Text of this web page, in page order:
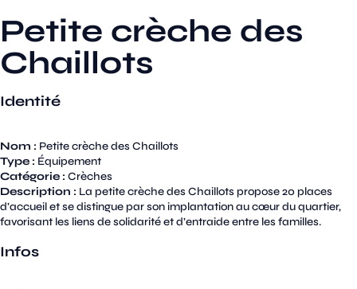
Petite crèche des
Chaillots
Identité
Nom : Petite crèche des Chaillots
Type : Équipement
Catégorie : Crèches
Description : La petite crèche des Chaillots propose 20 places
d’accueil et se distingue par son implantation au cœur du quartier,
favorisant les liens de solidarité et d’entraide entre les familles.
Infos